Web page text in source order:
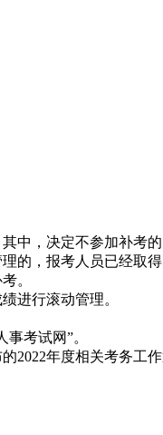
中，决定不参加补
的，报考人员已经取
。
进行滚动管理。
事考试网”。
2022年度相关考务工作